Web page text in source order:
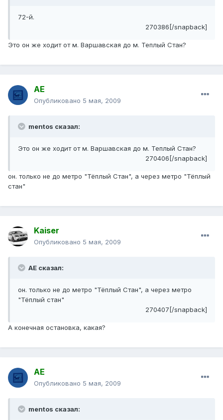
72-й.
270386[/snapback]
Это он же ходит от м. Варшавская до м. Теплый Стан?
АЕ
Опубликовано 5 мая, 2009
mentos сказал:
Это он же ходит от м. Варшавская до м. Теплый Стан?
270406[/snapback]
он. только не до метро "Тёплый Стан", а через метро "Тёплый
стан"
Kaiser
Опубликовано 5 мая, 2009
АЕ сказал:
он. только не до метро "Тёплый Стан", а через метро
"Тёплый стан"
270407[/snapback]
А конечная остановка, какая?
АЕ
Опубликовано 5 мая, 2009
mentos сказал: